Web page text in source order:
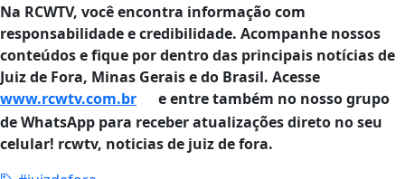
Na RCWTV, você encontra informação com
responsabilidade e credibilidade. Acompanhe nossos
conteúdos e fique por dentro das principais notícias de
Juiz de Fora, Minas Gerais e do Brasil. Acesse
www.rcwtv.com.br
e entre também no nosso grupo
de WhatsApp para receber atualizações direto no seu
celular! rcwtv, noticias de juiz de fora.